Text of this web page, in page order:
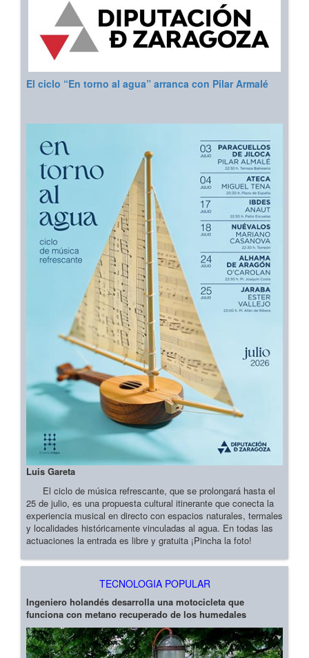
El ciclo “En torno al agua” arranca con Pilar Armalé
Luis Gareta
El ciclo de música refrescante, que se prolongará hasta el
25 de julio, es una propuesta cultural itinerante que conecta la
experiencia musical en directo con espacios naturales, termales
y localidades históricamente vinculadas al agua. En todas las
actuaciones la entrada es libre y gratuita ¡Pincha la foto!
TECNOLOGIA POPULAR
Ingeniero holandés desarrolla una motocicleta que
funciona con metano recuperado de los humedales